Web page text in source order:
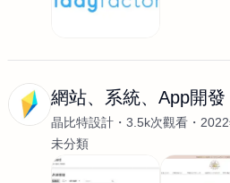
網站、系統、App開發
晶比特設計 3.5k次觀看
未分類